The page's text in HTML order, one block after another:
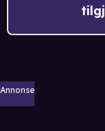
Annonse